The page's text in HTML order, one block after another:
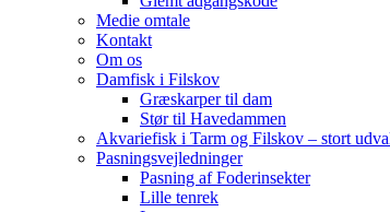
Medie omtale
Kontakt
Om os
Damfisk i Filskov
Græskarper til dam
Stør til Havedammen
Akvariefisk i Tarm og Filskov – stort
Pasningsvejledninger
Pasning af Foderinsekter
Lille tenrek